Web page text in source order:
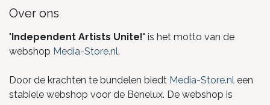
Over ons
"Independent Artists Unite!" is het motto van de
webshop Media-Store.nl.
Door de krachten te bundelen biedt Media-Store.nl een
stabiele webshop voor de Benelux. De webshop is